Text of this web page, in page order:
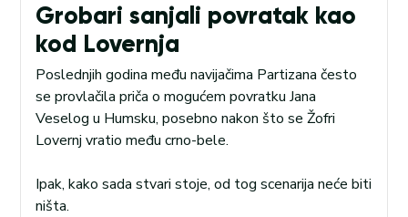
Grobari sanjali povratak kao
kod Lovernja
Poslednjih godina među navijačima Partizana često
se provlačila priča o mogućem povratku Jana
Veselog u Humsku, posebno nakon što se Žofri
Lovernj vratio među crno-bele.
Ipak, kako sada stvari stoje, od tog scenarija neće biti
ništa.